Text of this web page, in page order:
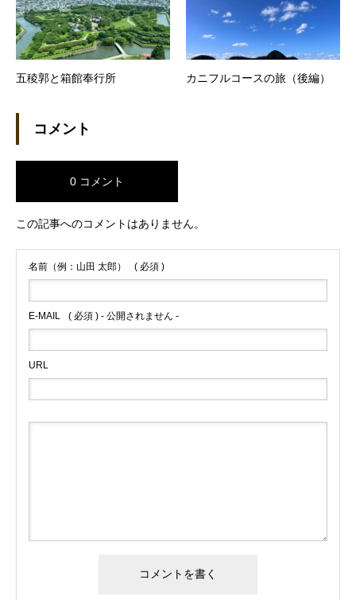
五稜郭と箱館奉行所 カニフルコースの旅（後編）
コメント
0 コメント
この記事へのコメントはありません。
名前（例：山田 太郎） ( 必須 )
E-MAIL ( 必須 ) - 公開されません -
URL